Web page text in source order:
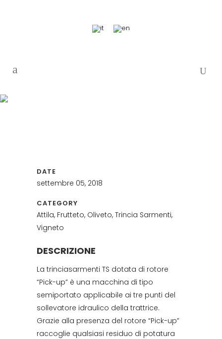
DATE
settembre 05, 2018
CATEGORY
Attila, Frutteto, Oliveto, Trincia Sarmenti,
Vigneto
DESCRIZIONE
La trinciasarmenti TS dotata di rotore
“Pick-up” è una macchina di tipo
semiportato applicabile ai tre punti del
sollevatore idraulico della trattrice.
Grazie alla presenza del rotore “Pick-up”
raccoglie qualsiasi residuo di potatura